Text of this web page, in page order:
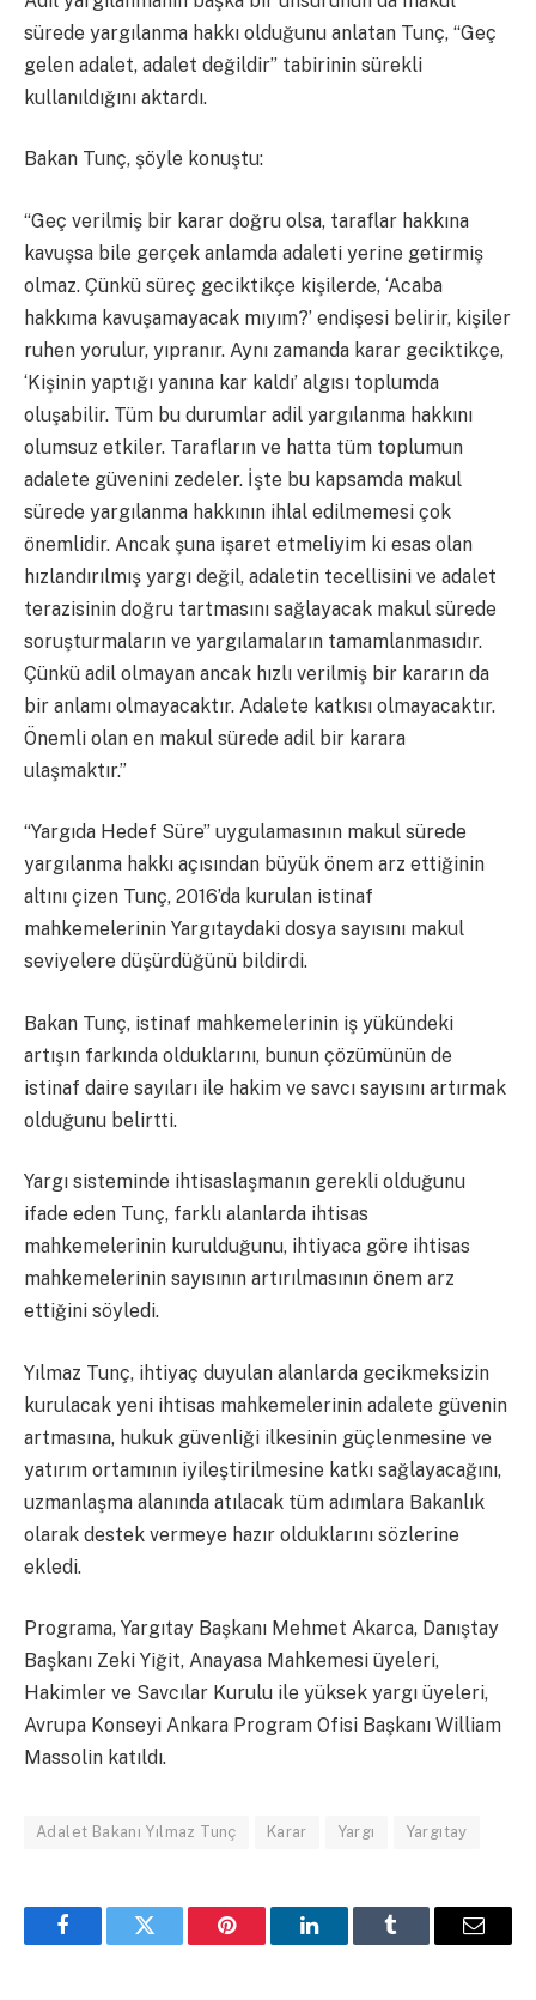
sürede yargılanma hakkı olduğunu anlatan Tunç, “Geç
gelen adalet, adalet değildir” tabirinin sürekli
kullanıldığını aktardı.
Bakan Tunç, şöyle konuştu:
“Geç verilmiş bir karar doğru olsa, taraflar hakkına
kavuşsa bile gerçek anlamda adaleti yerine getirmiş
olmaz. Çünkü süreç geciktikçe kişilerde, ‘Acaba
hakkıma kavuşamayacak mıyım?’ endişesi belirir, kişiler
ruhen yorulur, yıpranır. Aynı zamanda karar geciktikçe,
‘Kişinin yaptığı yanına kar kaldı’ algısı toplumda
oluşabilir. Tüm bu durumlar adil yargılanma hakkını
olumsuz etkiler. Tarafların ve hatta tüm toplumun
adalete güvenini zedeler. İşte bu kapsamda makul
sürede yargılanma hakkının ihlal edilmemesi çok
önemlidir. Ancak şuna işaret etmeliyim ki esas olan
hızlandırılmış yargı değil, adaletin tecellisini ve adalet
terazisinin doğru tartmasını sağlayacak makul sürede
soruşturmaların ve yargılamaların tamamlanmasıdır.
Çünkü adil olmayan ancak hızlı verilmiş bir kararın da
bir anlamı olmayacaktır. Adalete katkısı olmayacaktır.
Önemli olan en makul sürede adil bir karara
ulaşmaktır.”
“Yargıda Hedef Süre” uygulamasının makul sürede
yargılanma hakkı açısından büyük önem arz ettiğinin
altını çizen Tunç, 2016’da kurulan istinaf
mahkemelerinin Yargıtaydaki dosya sayısını makul
seviyelere düşürdüğünü bildirdi.
Bakan Tunç, istinaf mahkemelerinin iş yükündeki
artışın farkında olduklarını, bunun çözümünün de
istinaf daire sayıları ile hakim ve savcı sayısını artırmak
olduğunu belirtti.
Yargı sisteminde ihtisaslaşmanın gerekli olduğunu
ifade eden Tunç, farklı alanlarda ihtisas
mahkemelerinin kurulduğunu, ihtiyaca göre ihtisas
mahkemelerinin sayısının artırılmasının önem arz
ettiğini söyledi.
Yılmaz Tunç, ihtiyaç duyulan alanlarda gecikmeksizin
kurulacak yeni ihtisas mahkemelerinin adalete güvenin
artmasına, hukuk güvenliği ilkesinin güçlenmesine ve
yatırım ortamının iyileştirilmesine katkı sağlayacağını,
uzmanlaşma alanında atılacak tüm adımlara Bakanlık
olarak destek vermeye hazır olduklarını sözlerine
ekledi.
Programa, Yargıtay Başkanı Mehmet Akarca, Danıştay
Başkanı Zeki Yiğit, Anayasa Mahkemesi üyeleri,
Hakimler ve Savcılar Kurulu ile yüksek yargı üyeleri,
Avrupa Konseyi Ankara Program Ofisi Başkanı William
Massolin katıldı.
Adalet Bakanı Yılmaz Tunç Karar Yargı Yargıtay
FacebookTwitter Pinterest LinkedInTumblr Email